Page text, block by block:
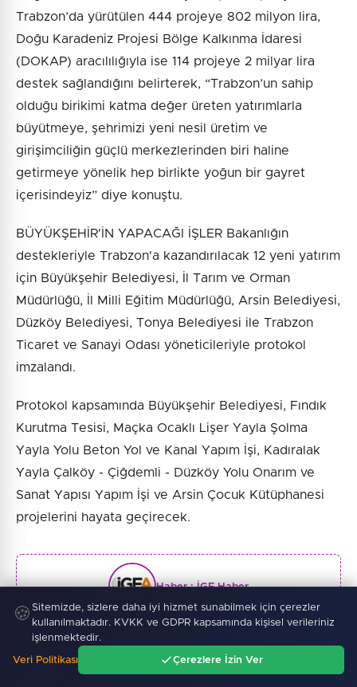
Trabzon’da yürütülen 444 projeye 802 milyon lira,
Doğu Karadeniz Projesi Bölge Kalkınma İdaresi
(DOKAP) aracılılığıyla ise 114 projeye 2 milyar lira
destek sağlandığını belirterek, “Trabzon’un sahip
olduğu birikimi katma değer üreten yatırımlarla
büyütmeye, şehrimizi yeni nesil üretim ve
girişimciliğin güçlü merkezlerinden biri haline
getirmeye yönelik hep birlikte yoğun bir gayret
içerisindeyiz” diye konuştu.
BÜYÜKŞEHİR'İN YAPACAĞI İŞLER Bakanlığın
destekleriyle Trabzon'a kazandırılacak 12 yeni yatırım
için Büyükşehir Belediyesi, İl Tarım ve Orman
Müdürlüğü, İl Milli Eğitim Müdürlüğü, Arsin Belediyesi,
Düzköy Belediyesi, Tonya Belediyesi ile Trabzon
Ticaret ve Sanayi Odası yöneticileriyle protokol
imzalandı.
Protokol kapsamında Büyükşehir Belediyesi, Fındık
Kurutma Tesisi, Maçka Ocaklı Lişer Yayla Şolma
Yayla Yolu Beton Yol ve Kanal Yapım İşi, Kadıralak
Yayla Çalköy - Çiğdemli - Düzköy Yolu Onarım ve
Sanat Yapısı Yapım İşi ve Arsin Çocuk Kütüphanesi
projelerini hayata geçirecek.
Haber : İGF Haber
SONRAKI HABER
🍪 Sitemizde, sizlere daha iyi hizmet sunabilmek için çerezler
kullanılmaktadır. KVKK ve GDPR kapsamında kişisel verileriniz
işlenmektedir.
Veri Politikası Çerezlere İzin Ver
Gündem Ara Menü